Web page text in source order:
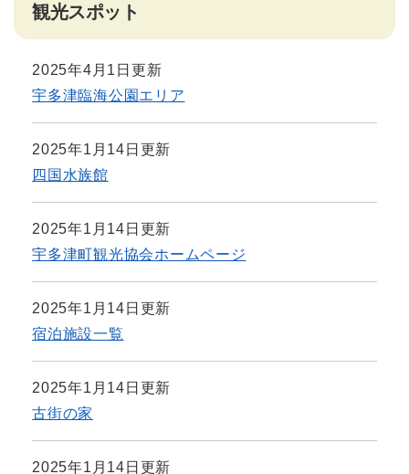
観光スポット
2025年4月1日更新
宇多津臨海公園エリア
2025年1月14日更新
四国水族館
2025年1月14日更新
宇多津町観光協会ホームページ
2025年1月14日更新
宿泊施設一覧
2025年1月14日更新
古街の家
2025年1月14日更新